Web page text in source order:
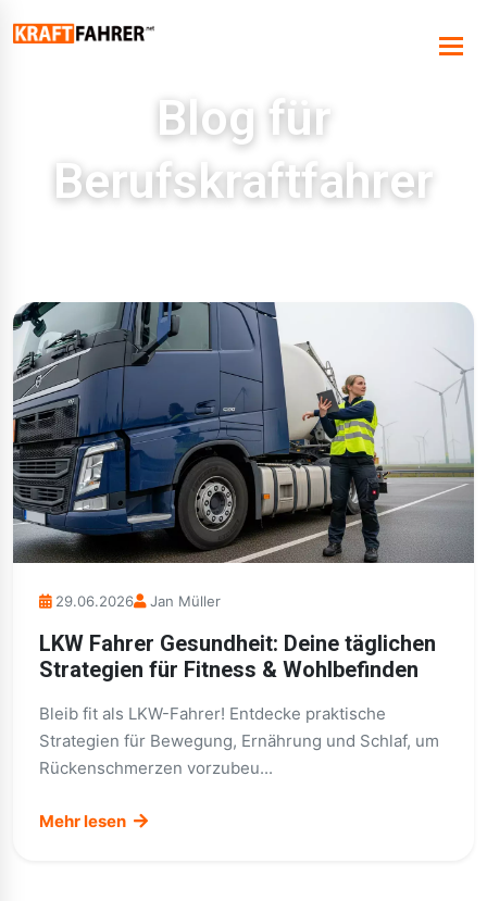
Blog für
Berufskraftfahrer
29.06.2026 Jan Müller
LKW Fahrer Gesundheit: Deine täglichen
Strategien für Fitness & Wohlbefinden
Bleib fit als LKW-Fahrer! Entdecke praktische
Strategien für Bewegung, Ernährung und Schlaf, um
Rückenschmerzen vorzubeu...
Mehr lesen